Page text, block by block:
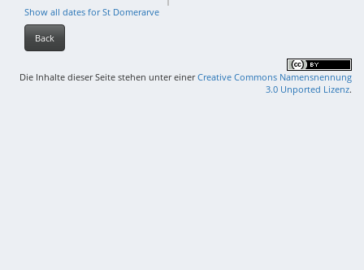
Show all dates for St Domerarve
Back
Die Inhalte dieser Seite stehen unter einerCreative Commons Namensnennung
3.0 Unported Lizenz.